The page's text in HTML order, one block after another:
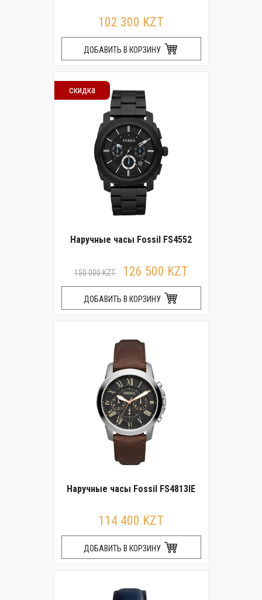
102 300 KZT
ДОБАВИТЬ В КОРЗИНУ
скидка
Наручные часы Fossil FS4552
150 000 KZT 126 500 KZT
ДОБАВИТЬ В КОРЗИНУ
Наручные часы Fossil FS4813IE
114 400 KZT
ДОБАВИТЬ В КОРЗИНУ